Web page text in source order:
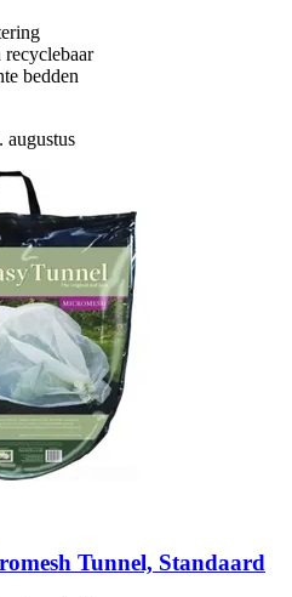
bedden
Tunnel, Standaard